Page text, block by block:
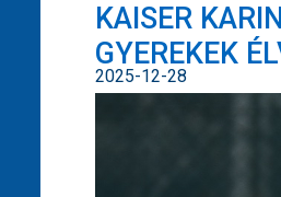
KAISER
GYEREKEK
2025-12-28